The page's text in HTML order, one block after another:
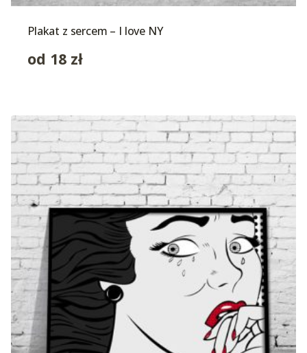
Plakat z sercem – I love NY
od 18 zł